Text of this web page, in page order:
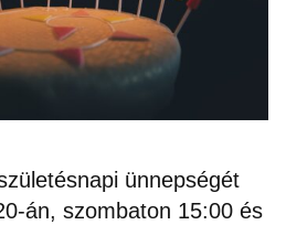
ünnepségét
án, szombaton 15:00 és